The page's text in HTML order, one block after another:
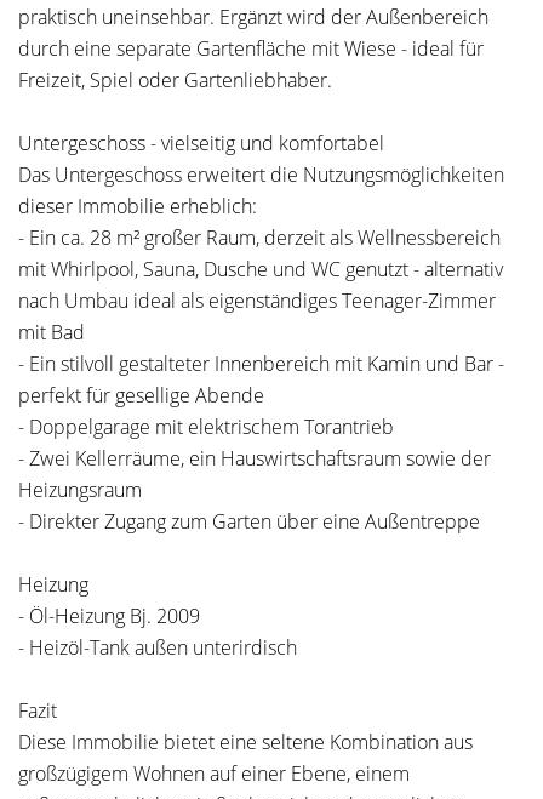
praktisch uneinsehbar. Ergänzt wird der Außenbereich
durch eine separate Gartenfläche mit Wiese - ideal für
Freizeit, Spiel oder Gartenliebhaber.
Untergeschoss - vielseitig und komfortabel
Das Untergeschoss erweitert die Nutzungsmöglichkeiten
dieser Immobilie erheblich:
- Ein ca. 28 m² großer Raum, derzeit als Wellnessbereich
mit Whirlpool, Sauna, Dusche und WC genutzt - alternativ
nach Umbau ideal als eigenständiges Teenager-Zimmer
mit Bad
- Ein stilvoll gestalteter Innenbereich mit Kamin und Bar -
perfekt für gesellige Abende
- Doppelgarage mit elektrischem Torantrieb
- Zwei Kellerräume, ein Hauswirtschaftsraum sowie der
Heizungsraum
- Direkter Zugang zum Garten über eine Außentreppe
Heizung
- Öl-Heizung Bj. 2009
- Heizöl-Tank außen unterirdisch
Fazit
Diese Immobilie bietet eine seltene Kombination aus
großzügigem Wohnen auf einer Ebene, einem